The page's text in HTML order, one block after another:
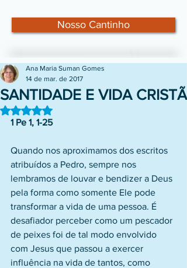
Nosso Cantinho
SANTIDADE E VIDA CRISTÃ
Ana Maria Suman Gomes
14 de mar. de 2017
Avaliado com NaN de 5 estrelas.
1 Pe 1, 1-25
Quando nos aproximamos dos escritos
atribuídos a Pedro, sempre nos
lembramos de louvar e bendizer a Deus
pela forma como somente Ele pode
transformar a vida de uma pessoa. É
desafiador perceber como um pescador
de peixes foi de tal modo envolvido
com Jesus que passou a exercer
influência na vida de tantos, como